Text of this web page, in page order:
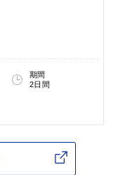
期間
2日間